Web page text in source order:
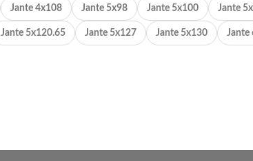
Jante 4x108 Jante 5x98 Jante 5x100 Jante
Jante 5x120.65 Jante 5x127 Jante 5x130 Jante